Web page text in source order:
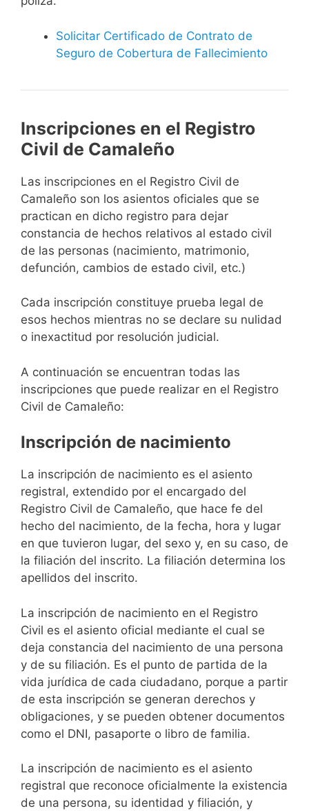
Solicitar Certificado de Contrato de
Seguro de Cobertura de Fallecimiento
Inscripciones en el Registro
Civil de Camaleño
Las inscripciones en el Registro Civil de
Camaleño son los asientos oficiales que se
practican en dicho registro para dejar
constancia de hechos relativos al estado civil
de las personas (nacimiento, matrimonio,
defunción, cambios de estado civil, etc.)
Cada inscripción constituye prueba legal de
esos hechos mientras no se declare su nulidad
o inexactitud por resolución judicial.
A continuación se encuentran todas las
inscripciones que puede realizar en el Registro
Civil de Camaleño:
Inscripción de nacimiento
La inscripción de nacimiento es el asiento
registral, extendido por el encargado del
Registro Civil de Camaleño, que hace fe del
hecho del nacimiento, de la fecha, hora y lugar
en que tuvieron lugar, del sexo y, en su caso, de
la filiación del inscrito. La filiación determina los
apellidos del inscrito.
La inscripción de nacimiento en el Registro
Civil es el asiento oficial mediante el cual se
deja constancia del nacimiento de una persona
y de su filiación. Es el punto de partida de la
vida jurídica de cada ciudadano, porque a partir
de esta inscripción se generan derechos y
obligaciones, y se pueden obtener documentos
como el DNI, pasaporte o libro de familia.
La inscripción de nacimiento es el asiento
registral que reconoce oficialmente la existencia
de una persona, su identidad y filiación, y